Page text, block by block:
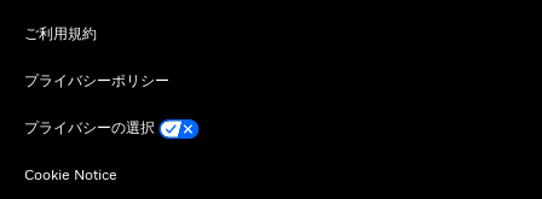
ご利用規約
プライバシーポリシー
プライバシーの選択
Cookie Notice